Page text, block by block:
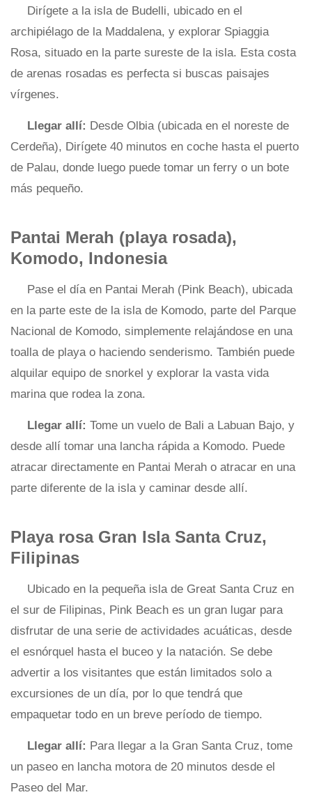
Dirígete a la isla de Budelli, ubicado en el
archipiélago de la Maddalena, y explorar Spiaggia
Rosa, situado en la parte sureste de la isla. Esta costa
de arenas rosadas es perfecta si buscas paisajes
vírgenes.
Llegar allí: Desde Olbia (ubicada en el noreste de
Cerdeña), Dirígete 40 minutos en coche hasta el puerto
de Palau, donde luego puede tomar un ferry o un bote
más pequeño.
Pantai Merah (playa rosada),
Komodo, Indonesia
Pase el día en Pantai Merah (Pink Beach), ubicada
en la parte este de la isla de Komodo, parte del Parque
Nacional de Komodo, simplemente relajándose en una
toalla de playa o haciendo senderismo. También puede
alquilar equipo de snorkel y explorar la vasta vida
marina que rodea la zona.
Llegar allí: Tome un vuelo de Bali a Labuan Bajo, y
desde allí tomar una lancha rápida a Komodo. Puede
atracar directamente en Pantai Merah o atracar en una
parte diferente de la isla y caminar desde allí.
Playa rosa Gran Isla Santa Cruz,
Filipinas
Ubicado en la pequeña isla de Great Santa Cruz en
el sur de Filipinas, Pink Beach es un gran lugar para
disfrutar de una serie de actividades acuáticas, desde
el esnórquel hasta el buceo y la natación. Se debe
advertir a los visitantes que están limitados solo a
excursiones de un día, por lo que tendrá que
empaquetar todo en un breve período de tiempo.
Llegar allí: Para llegar a la Gran Santa Cruz, tome
un paseo en lancha motora de 20 minutos desde el
Paseo del Mar.